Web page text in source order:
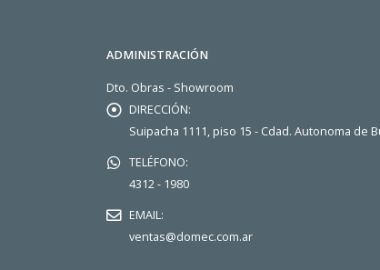
ADMINISTRACIÓN
Dto. Obras - Showroom
DIRECCIÓN:
Suipacha 1111, piso 15 - Cdad. Autonoma de
TELÉFONO:
4312 - 1980
EMAIL:
ventas@domec.com.ar